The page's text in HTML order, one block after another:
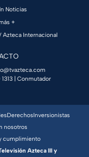
Noticias
+
Azteca Internacional
| Conmutador
DerechosInversionistas
nosotros
cumplimiento
Azteca III y